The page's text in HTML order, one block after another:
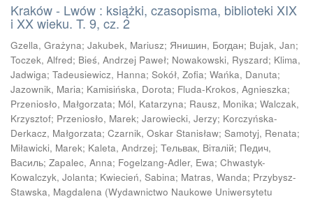
Kraków - Lwów : książki, czasopisma, biblioteki XIX
i XX wieku. T. 9, cz. 2
Gzella, Grażyna; Jakubek, Mariusz; Янишин, Богдан; Bujak, Jan;
Toczek, Alfred; Bieś, Andrzej Paweł; Nowakowski, Ryszard; Klima,
Jadwiga; Tadeusiewicz, Hanna; Sokół, Zofia; Wańka, Danuta;
Jazownik, Maria; Kamisińska, Dorota; Fluda-Krokos, Agnieszka;
Przeniosło, Małgorzata; Mól, Katarzyna; Rausz, Monika; Walczak,
Krzysztof; Przeniosło, Marek; Jarowiecki, Jerzy; Korczyńska-
Derkacz, Małgorzata; Czarnik, Oskar Stanisław; Samotyj, Renata;
Miławicki, Marek; Kaleta, Andrzej; Тельвак, Вiтaлiй; Педич,
Василь; Zapalec, Anna; Fogelzang-Adler, Ewa; Chwastyk-
Kowalczyk, Jolanta; Kwiecień, Sabina; Matras, Wanda; Przybysz-
Stawska, Magdalena (Wydawnictwo Naukowe Uniwersytetu